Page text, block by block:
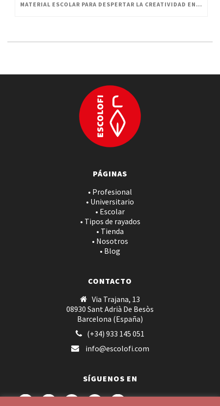
MATERIAL ESCOLAR PARA DESPERTAR LA CREATIVIDAD EN PEQUEÑOS ARTISTAS
PÁGINAS
• Profesional
• Universitario
• Escolar
• Tipos de rayados
• Tienda
• Nosotros
• Blog
CONTACTO
Via Trajana, 13
08930 Sant Adrià De Besòs
Barcelona (España)
(+34) 933 145 051
info@escolofi.com
SÍGUENOS EN